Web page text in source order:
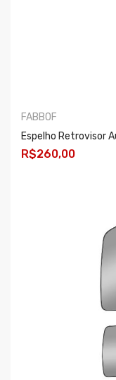
FABBOF
R$260,00